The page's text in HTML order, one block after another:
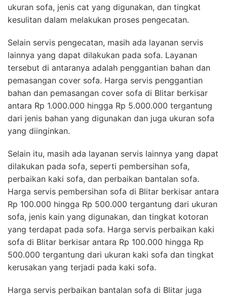
ukuran sofa, jenis cat yang digunakan, dan tingkat
kesulitan dalam melakukan proses pengecatan.
Selain servis pengecatan, masih ada layanan servis
lainnya yang dapat dilakukan pada sofa. Layanan
tersebut di antaranya adalah penggantian bahan dan
pemasangan cover sofa. Harga servis penggantian
bahan dan pemasangan cover sofa di Blitar berkisar
antara Rp 1.000.000 hingga Rp 5.000.000 tergantung
dari jenis bahan yang digunakan dan juga ukuran sofa
yang diinginkan.
Selain itu, masih ada layanan servis lainnya yang dapat
dilakukan pada sofa, seperti pembersihan sofa,
perbaikan kaki sofa, dan perbaikan bantalan sofa.
Harga servis pembersihan sofa di Blitar berkisar antara
Rp 100.000 hingga Rp 500.000 tergantung dari ukuran
sofa, jenis kain yang digunakan, dan tingkat kotoran
yang terdapat pada sofa. Harga servis perbaikan kaki
sofa di Blitar berkisar antara Rp 100.000 hingga Rp
500.000 tergantung dari ukuran kaki sofa dan tingkat
kerusakan yang terjadi pada kaki sofa.
Harga servis perbaikan bantalan sofa di Blitar juga